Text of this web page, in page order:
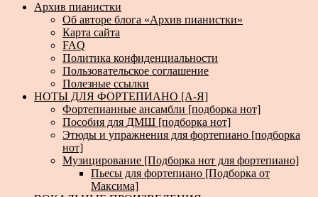
Архив пианистки
Об авторе блога «Архив пианистки»
Карта сайта
FAQ
Политика конфиденциальности
Пользовательское соглашение
Полезные ссылки
НОТЫ ДЛЯ ФОРТЕПИАНО [А-Я]
Фортепианные ансамбли [подборка нот]
Пособия для ДМШ [подборка нот]
Этюды и упражнения для фортепиано [подборка
нот]
Музицирование [Подборка нот для фортепиано]
Пьесы для фортепиано [Подборка от
Максима]